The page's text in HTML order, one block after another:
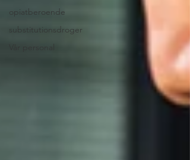
opiatberoende
substitutionsdroger
Vår personal